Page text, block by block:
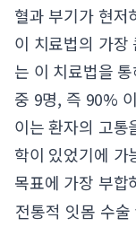
혈과 부기가 현저
이 치료법의 가장
는 이 치료법을
중 9명, 즉 90%
이는 환자의 고통
학이 있었기에 가
목표에 가장 부합
전통적 잇몸 수